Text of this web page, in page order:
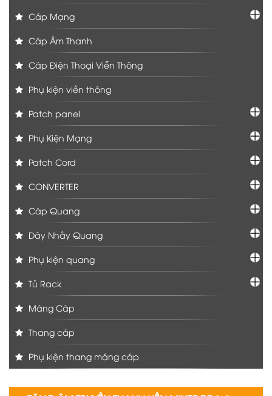
Cáp Mạng
Cáp Âm Thanh
Cáp Điện Thoại Viễn Thông
Phụ kiện viễn thông
Patch panel
Phụ Kiện Mạng
Patch Cord
CONVERTER
Cáp Quang
Dây Nhảy Quang
Phụ kiện quang
Tủ Rack
Máng Cáp
Thang cáp
Phụ kiện thang máng cáp